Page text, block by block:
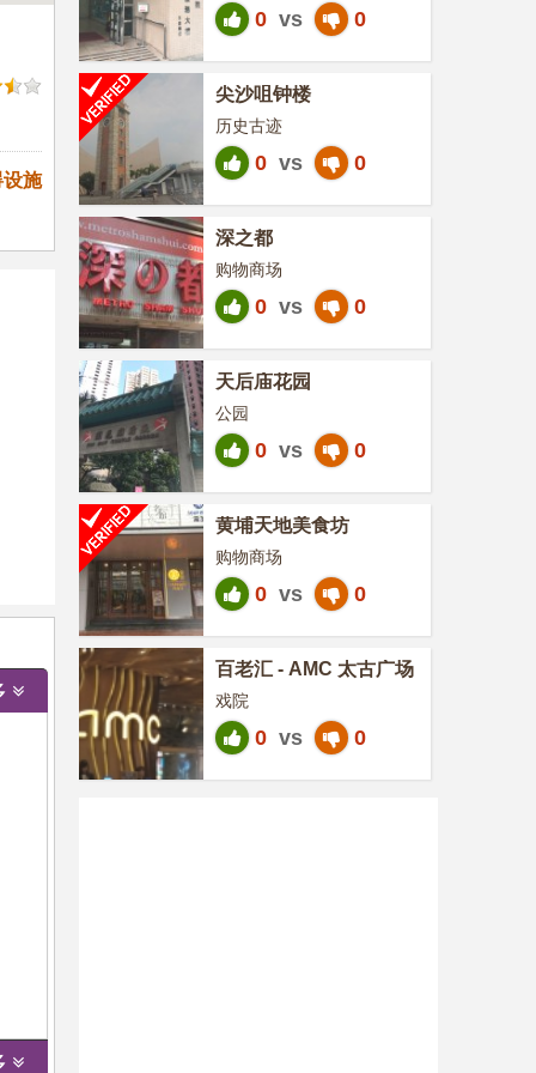
施
0 vs 0
尖沙咀钟楼
历史古迹
0 vs 0
深之都
购物商场
0 vs 0
天后庙花园
公园
0 vs 0
黄埔天地美食坊
购物商场
0 vs 0
百老汇 - AMC 太古广场
戏院
0 vs 0